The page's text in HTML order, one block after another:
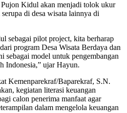
Kidul akan menjadi tolok ukur
di desa wisata lainnya di
sebagai pilot project, kita berharap
program Desa Wisata Berdaya dan
sebagai model untuk pengembangan
Indonesia,” ujar Hayun.
Kemenparekraf/Baparekraf, S.N.
kegiatan literasi keuangan
calon penerima manfaat agar
dalam mengelola keuangan